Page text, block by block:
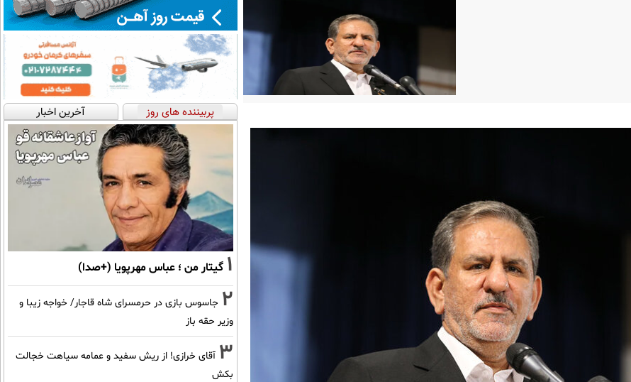
پربیننده های روز آخرین اخبار
1 گیتار من ؛ عباس مهرپویا (+صدا)
2 جاسوس بازی در حرمسرای شاه قاجار/ خواجه زیبا و
وزیر حقه باز
3 آقای خرازی! از ریش سفید و عمامه سیاهت خجالت
بکش